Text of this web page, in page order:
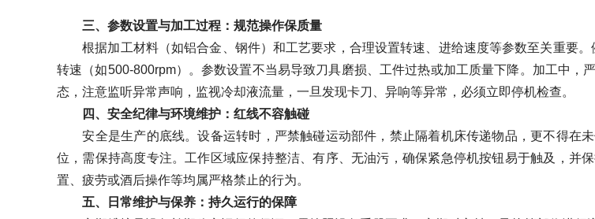
三、参数设置与加工过程：规范操作保质量
根据加工材料（如铝合金、钢件）和工艺要求，合理设置转速、进给速度等参数至关重要。
转速（如500-800rpm）。参数设置不当易导致刀具磨损、工件过热或加工质量下降。加工中
态，注意监听异常声响，监视冷却液流量，一旦发现卡刀、异响等异常，必须立即停机检查。
四、安全纪律与环境维护：红线不容触碰
安全是生产的底线。设备运转时，严禁触碰运动部件，禁止隔着机床传递物品，更不得在
位，需保持高度专注。工作区域应保持整洁、有序、无油污，确保紧急停机按钮易于触及，并
置、疲劳或酒后操作等均属严格禁止的行为。
五、日常维护与保养：持久运行的保障